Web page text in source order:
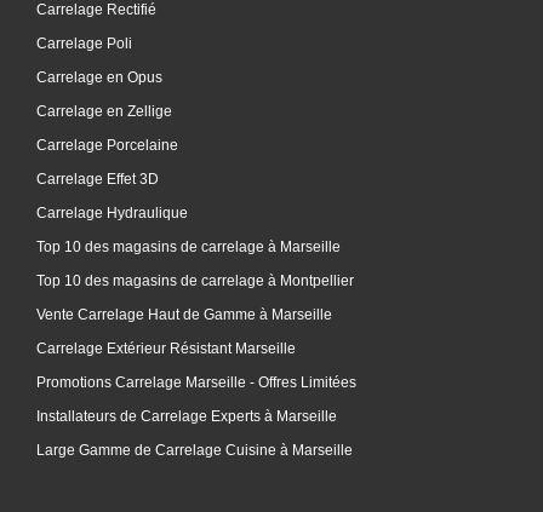
Carrelage Rectifié
Carrelage Poli
Carrelage en Opus
Carrelage en Zellige
Carrelage Porcelaine
Carrelage Effet 3D
Carrelage Hydraulique
Top 10 des magasins de carrelage à Marseille
Top 10 des magasins de carrelage à Montpellier
Vente Carrelage Haut de Gamme à Marseille
Carrelage Extérieur Résistant Marseille
Promotions Carrelage Marseille - Offres Limitées
Installateurs de Carrelage Experts à Marseille
Large Gamme de Carrelage Cuisine à Marseille